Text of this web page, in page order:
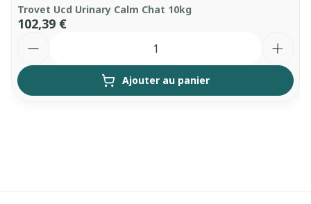
Trovet Ucd Urinary Calm Chat 10kg
102,39 €
Ajouter au panier